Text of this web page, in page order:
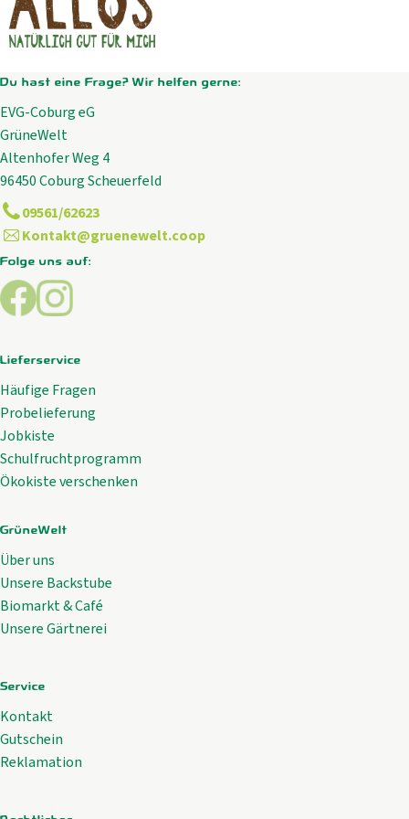
Du hast eine Frage? Wir helfen gerne:
EVG-Coburg eG
GrüneWelt
Altenhofer Weg 4
96450 Coburg Scheuerfeld
09561/62623
Kontakt@gruenewelt.coop
Folge uns auf:
Externer Link zu https://www.facebook.com/
Externer Link zu https://www.instagram.com/
Lieferservice
Häufige Fragen
Probelieferung
Jobkiste
Schulfruchtprogramm
Ökokiste verschenken
GrüneWelt
Über uns
Unsere Backstube
Biomarkt & Café
Unsere Gärtnerei
Service
Kontakt
Gutschein
Reklamation